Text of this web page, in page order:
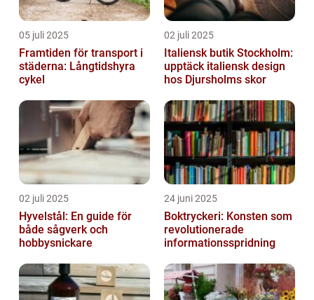
05 juli 2025
Framtiden för transport i
städerna: Långtidshyra
cykel
02 juli 2025
Italiensk butik Stockholm:
upptäck italiensk design
hos Djursholms skor
02 juli 2025
Hyvelstål: En guide för
både sågverk och
hobbysnickare
24 juni 2025
Boktryckeri: Konsten som
revolutionerade
informationsspridning